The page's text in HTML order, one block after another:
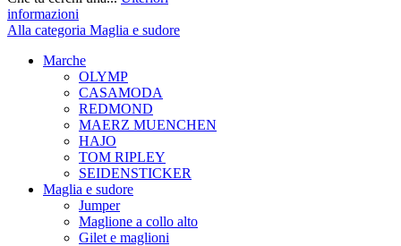
informazioni
Alla categoria Maglia e sudore
Marche
OLYMP
CASAMODA
REDMOND
MAERZ MUENCHEN
HAJO
TOM RIPLEY
SEIDENSTICKER
Maglia e sudore
Jumper
Maglione a collo alto
Gilet e maglioni